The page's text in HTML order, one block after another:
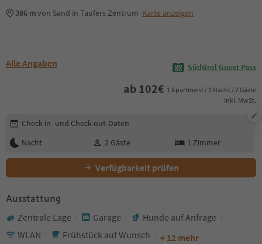
386 mvon Sand in Taufers Zentrum Karte anzeigen
Alle Angaben Südtirol Guest Pass
ab 102€ 1 Apartment / 1 Nacht / 2 Gäste
Inkl. MwSt.
Buchungsdetails bearbeiten
Check-in- und Check-out-Daten
Nacht
2 Gäste 1 Zimmer
Verfügbarkeit prüfen
Ausstattung
Zentrale Lage Garage
Hunde auf Anfrage
WLAN
Frühstück auf Wunsch + 12 mehr